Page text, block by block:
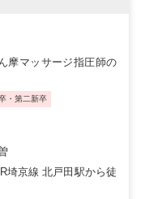
摩マッサージ指圧師の
・第二新卒
埼京線 北戸田駅から徒